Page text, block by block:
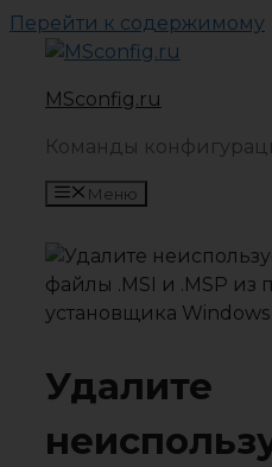
Перейти к содержимому
MSconfig.ru
Команды
Меню
Удалите